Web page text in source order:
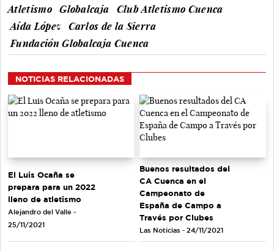
Atletismo
Globalcaja
Club Atletismo Cuenca
Aída López
Carlos de la Sierra
Fundación Globalcaja Cuenca
NOTICIAS RELACIONADAS
El Luis Ocaña se
prepara para un 2022
lleno de atletismo
Alejandro del Valle -
25/11/2021
Buenos resultados del
CA Cuenca en el
Campeonato de
España de Campo a
Través por Clubes
Las Noticias - 24/11/2021